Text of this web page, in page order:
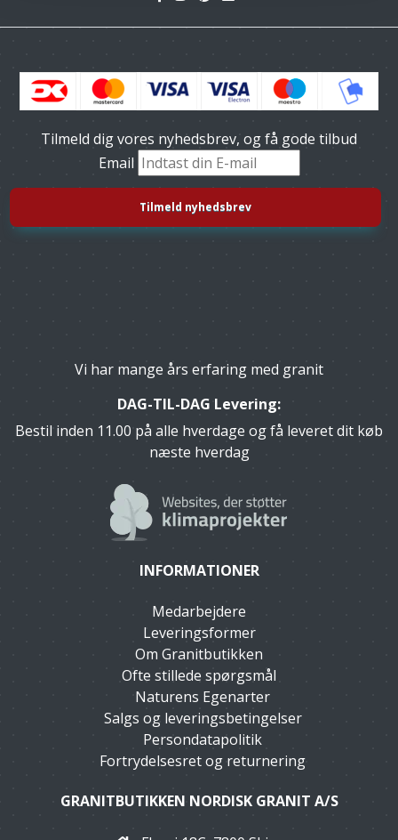
Tilmeld dig vores nyhedsbrev, og få gode tilbud
Email
Vi har mange års erfaring med granit
DAG-TIL-DAG Levering:
Bestil inden 11.00 på alle hverdage og få leveret dit køb
næste hverdag
INFORMATIONER
Medarbejdere
Leveringsformer
Om Granitbutikken
Ofte stillede spørgsmål
Naturens Egenarter
Salgs og leveringsbetingelser
Persondatapolitik
Fortrydelsesret og returnering
GRANITBUTIKKEN NORDISK GRANIT A/S